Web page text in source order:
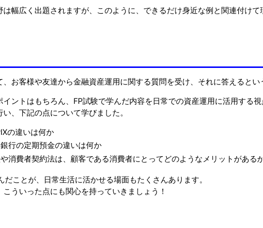
幅広く出題されますが、このように、できるだけ身近な例と関連付けて
お客様や友達から金融資産運用に関する質問を受け、それに答えるとい
ントはもちろん、FP試験で学んだ内容を日常での資産運用に活用する
、下記の点について学びました。
の違いは何か
行の定期預金の違いは何か
消費者契約法は、顧客である消費者にとってどのようなメリットがある
だことが、日常生活に活かせる場面もたくさんあります。
ういった点にも関心を持っていきましょう！